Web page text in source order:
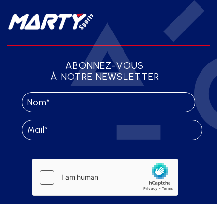
ABONNEZ-VOUS
À NOTRE NEWSLETTER